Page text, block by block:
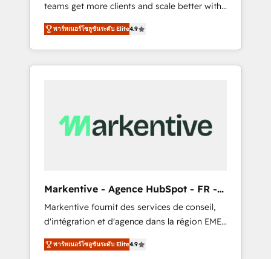
configure HubSpot AI, & maximize AEO with
tailored AI services. 🧩Integrations: Extend
HubSpot with custom integrations, hosting, &
maintenance.
teams get more clients and scale better with
our HubSpot Consulting & 'Done For You'
Services. 🚀 Who We Work With 🚀 We help
lean, growing companies: - Win more
business - Reduce no-shows - Improve lead
client's are too busy to learn the ins-and-outs
of HubSpot. We give you a Personal
know what you don't know'
recommendations to maximize conversions!
OTF is an Elite Partner (top 1% of 6,500+
Partners) and was named 2023 HubSpot
Partner of the Year 💥 Trusted by 2,500+
พาร์ทเนอร์โซลูชันระดับ Elite4.9
Markentive - Agence HubSpot - FR -
EN
Markentive fournit des services de conseil,
d'intégration et d'agence dans la région EMEA
et North America. Avec plus de 115 experts en
marketing automation, Growth, Revops, CRM
พาร์ทเนอร์โซลูชันระดับ Elite4.9